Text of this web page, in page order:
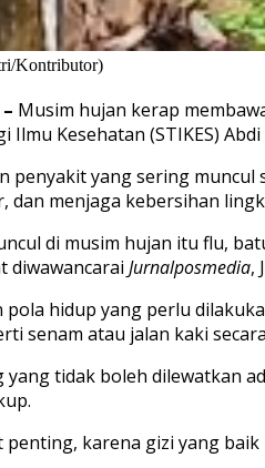
Kontributor)
Musim hujan kerap
Ilmu Kesehatan (STIKES)
penyakityangsering muncul
dan menjaga kebersihan
di musim hujan itu flu,
diwawancarai Jurnalposmedia,
pola hidup yang perlu
senam atau jalan kaki sec
yangtidak boleh dilewatkan
.
penting, karena gizi yang